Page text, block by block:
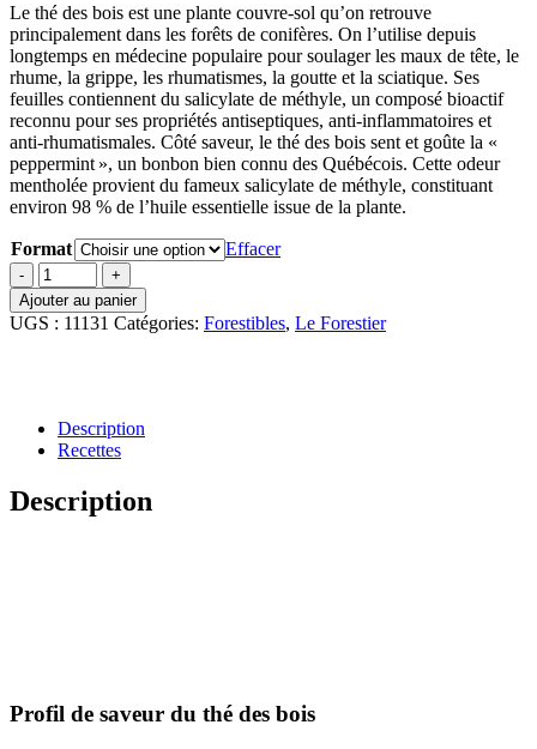
Le thé des bois est une plante couvre-sol qu’on retrouve
principalement dans les forêts de conifères. On l’utilise depuis
longtemps en médecine populaire pour soulager les maux de tête, le
rhume, la grippe, les rhumatismes, la goutte et la sciatique. Ses
feuilles contiennent du salicylate de méthyle, un composé bioactif
reconnu pour ses propriétés antiseptiques, anti-inflammatoires et
anti-rhumatismales. Côté saveur, le thé des bois sent et goûte la «
peppermint », un bonbon bien connu des Québécois. Cette odeur
mentholée provient du fameux salicylate de méthyle, constituant
environ 98 % de l’huile essentielle issue de la plante.
Format
Effacer
quantité
de
Thé
des
Ajouter au panier
UGS : 11131 Catégories: Forestibles, Le Forestier
Description
Recettes
Description
Profil de saveur du thé des bois